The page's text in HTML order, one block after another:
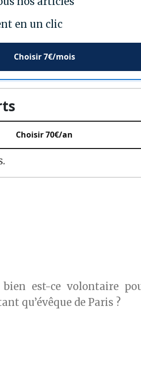
en un clic
Choisir 7€/mois
Choisir 70€/an
est-ce volontaire
qu’évêque de Paris ?